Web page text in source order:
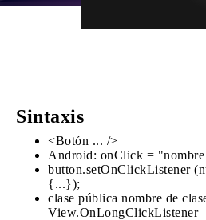
Sintaxis
<Botón ... />
Android: onClick = "nombre
button.setOnClickListener
{...});
clase pública nombre de
View.OnLongClickListener